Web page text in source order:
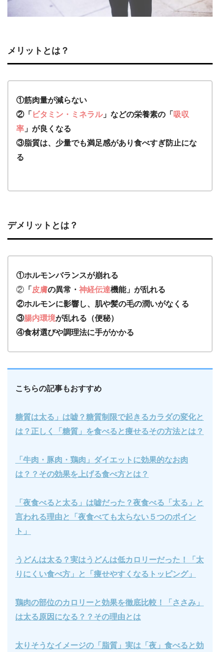
メリットとは？
①筋肉量が減らない
②「 ビタミン・ミネラル」などの栄養素の「 吸収
率 」が良くなる
③脂質は、少量でも満足感があり食べすぎ防止にな
る
デメリットとは？
①ホルモンバランスが崩れる
② 「 皮膚の異常・ 神経伝達機能」が乱れる
②ホルモンに影響し、肌や髪の毛の潤いがなくる
③腸内環境が乱れる（便秘）
④食材選びや調理法に手がかかる
こちらの記事もおすすめ
糖質は太る」は嘘？糖質制限で起きるカラダの変化と
は？正しく「糖質」を食べると痩せるその方法とは？
「牛肉・豚肉・鶏肉」ダイエットに効果的なお肉
は？？その効果を上げる食べ方とは？
「夜食べると太る」は嘘だった？夜食べる「太る」と
言われる理由と「夜食べても太らない５つのポイン
ト」
うどんは太る？実はうどんは低カロリーだった！「太
りにくい食べ方」と「痩せやすくなるトッピング」
鶏肉の部位のカロリーと効果を徹底比較！「ささみ」
は太る原因になる？？その理由とは
太りそうなイメージの「脂質」実は「夜」食べると効